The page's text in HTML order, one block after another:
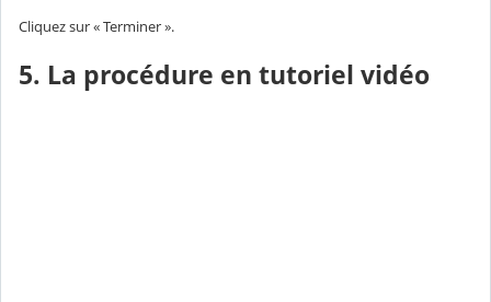
Cliquez sur « Terminer ».
5. La procédure en tutoriel vidéo